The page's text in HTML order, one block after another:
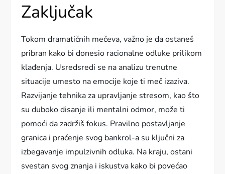
Zaključak
Tokom dramatičnih mečeva, važno je da ostaneš
pribran kako bi donesio racionalne odluke prilikom
klađenja. Usredsredi se na analizu trenutne
situacije umesto na emocije koje ti meč izaziva.
Razvijanje tehnika za upravljanje stresom, kao što
su duboko disanje ili mentalni odmor, može ti
pomoći da zadržiš fokus. Pravilno postavljanje
granica i praćenje svog bankrol-a su ključni za
izbegavanje impulzivnih odluka. Na kraju, ostani
svestan svog znanja i iskustva kako bi povećao